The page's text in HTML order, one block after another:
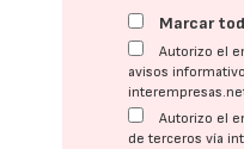
Marcar
Autorizo el
avisos
Autorizo el
de terceros vía